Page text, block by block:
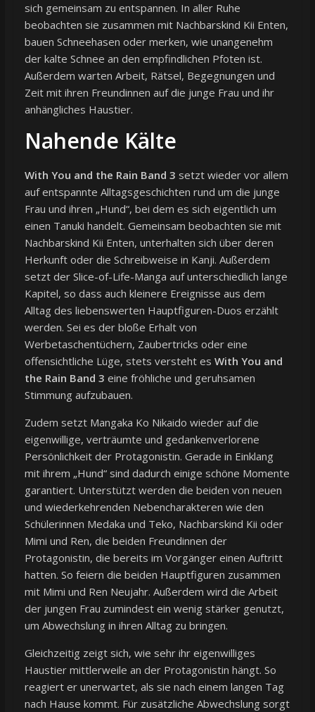
sich gemeinsam zu entspannen. In aller Ruhe
beobachten sie zusammen mit Nachbarskind Kii Enten,
bauen Schneehasen oder merken, wie unangenehm
der kalte Schnee an den empfindlichen Pfoten ist.
Außerdem warten Arbeit, Rätsel, Begegnungen und
Zeit mit ihren Freundinnen auf die junge Frau und ihr
anhängliches Haustier.
Nahende Kälte
With You and the Rain Band 3 setzt wieder vor allem
auf entspannte Alltagsgeschichten rund um die junge
Frau und ihren „Hund“, bei dem es sich eigentlich um
einen Tanuki handelt. Gemeinsam beobachten sie mit
Nachbarskind Kii Enten, unterhalten sich über deren
Herkunft oder die Schreibweise in Kanji. Außerdem
setzt der Slice-of-Life-Manga auf unterschiedlich lange
Kapitel, so dass auch kleinere Ereignisse aus dem
Alltag des liebenswerten Hauptfiguren-Duos erzählt
werden. Sei es der bloße Erhalt von
Werbetaschentüchern, Zaubertricks oder eine
offensichtliche Lüge, stets versteht es With You and
the Rain Band 3 eine fröhliche und geruhsamen
Stimmung aufzubauen.
Zudem setzt Mangaka Ko Nikaido wieder auf die
eigenwillige, verträumte und gedankenverlorene
Persönlichkeit der Protagonistin. Gerade in Einklang
mit ihrem „Hund“ sind dadurch einige schöne Momente
garantiert. Unterstützt werden die beiden von neuen
und wiederkehrenden Nebencharakteren wie den
Schülerinnen Medaka und Teko, Nachbarskind Kii oder
Mimi und Ren, die beiden Freundinnen der
Protagonistin, die bereits im Vorgänger einen Auftritt
hatten. So feiern die beiden Hauptfiguren zusammen
mit Mimi und Ren Neujahr. Außerdem wird die Arbeit
der jungen Frau zumindest ein wenig stärker genutzt,
um Abwechslung in ihren Alltag zu bringen.
Gleichzeitig zeigt sich, wie sehr ihr eigenwilliges
Haustier mittlerweile an der Protagonistin hängt. So
reagiert er unerwartet, als sie nach einem langen Tag
nach Hause kommt. Für zusätzliche Abwechslung sorgt